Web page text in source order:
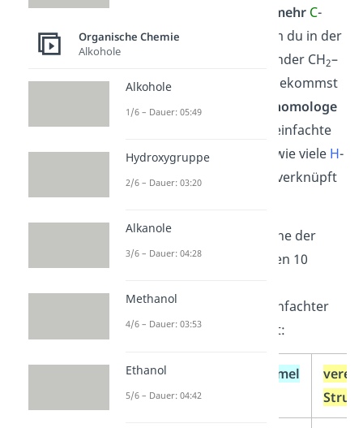
mehr C-
Atomen erhältst du, indem du in der
Summenformel
nacheinander CH2–
Gruppen hinzufügst. Du bekommst
dadurch die sogenannte
homologe
. Die vereinfachte
Strukturformel
zeigt dir, wie viele H-
Atome mit einem
-Atom verknüpft
In unserer
zur Reihe der
Alkane haben wir die ersten 10
Summenformel
und vereinfachter
Strukturformel
aufgelistet:
Name Summenformel
Organische Chemie
Alkohole
Alkohole
1/6 – Dauer: 05:49
Hydroxygruppe
2/6 – Dauer: 03:20
Alkanole
3/6 – Dauer: 04:28
Methanol
4/6 – Dauer: 03:53
Ethanol
5/6 – Dauer: 04:42